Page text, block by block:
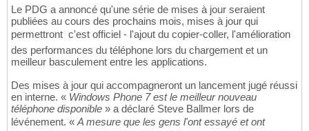
Le PDG a annoncé qu'une série de mises à jour seraient
publiées au cours des prochains mois, mises à jour qui
permettront  c'est officiel - l'ajout du copier-coller, l'amélioration
des performances du téléphone lors du chargement et un
meilleur basculement entre les applications.
Des mises à jour qui accompagneront un lancement jugé réussi
en interne. « Windows Phone 7 est le meilleur nouveau
téléphone disponible » a déclaré Steve Ballmer lors de
lévénement. « A mesure que les gens l'ont essayé et ont